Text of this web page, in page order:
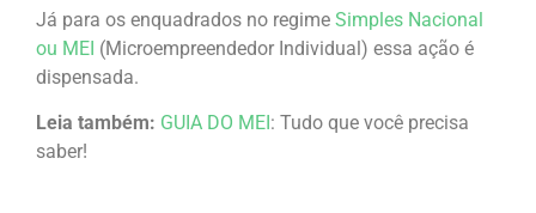
Já para os enquadrados no regime Simples Nacional
ou MEI (Microempreendedor Individual) essa ação é
dispensada.
Leia também: GUIA DO MEI : Tudo que você precisa
saber!